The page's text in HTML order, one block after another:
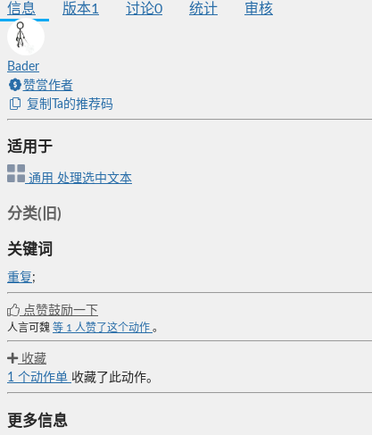
信息 版本1 讨论0 统计 审核
Bader
赞赏作者
复制Ta的推荐码
适用于
通用 处理选中文本
分类(旧)
关键词
重复 ;
点赞鼓励一下
人言可魏 等 1 人赞了这个动作 。
收藏
1 个动作单 收藏了此动作。
更多信息